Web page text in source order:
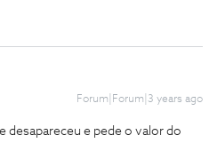
Forum|Forum|3 years ago
desapareceu e pede o valor do